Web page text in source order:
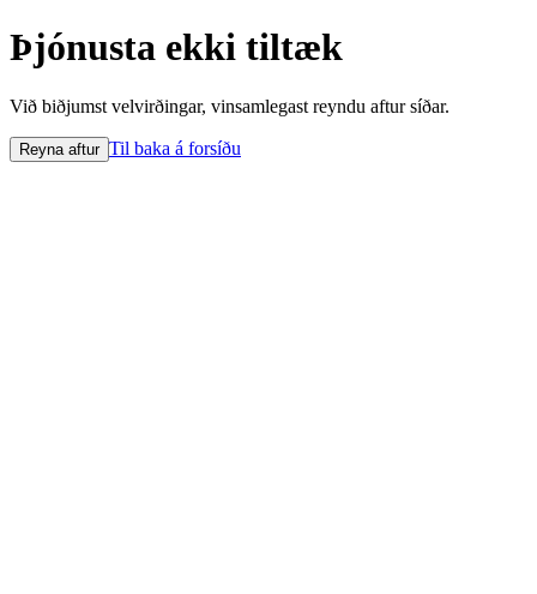
Þjónusta ekki tiltæk
Við biðjumst velvirðingar, vinsamlegast reyndu aftur síðar.
Reyna aftur Til baka á forsíðu